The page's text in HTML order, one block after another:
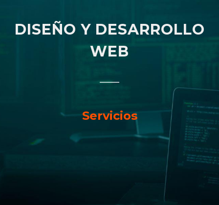
DISEÑO Y DESARROLLO
WEB
Servicios